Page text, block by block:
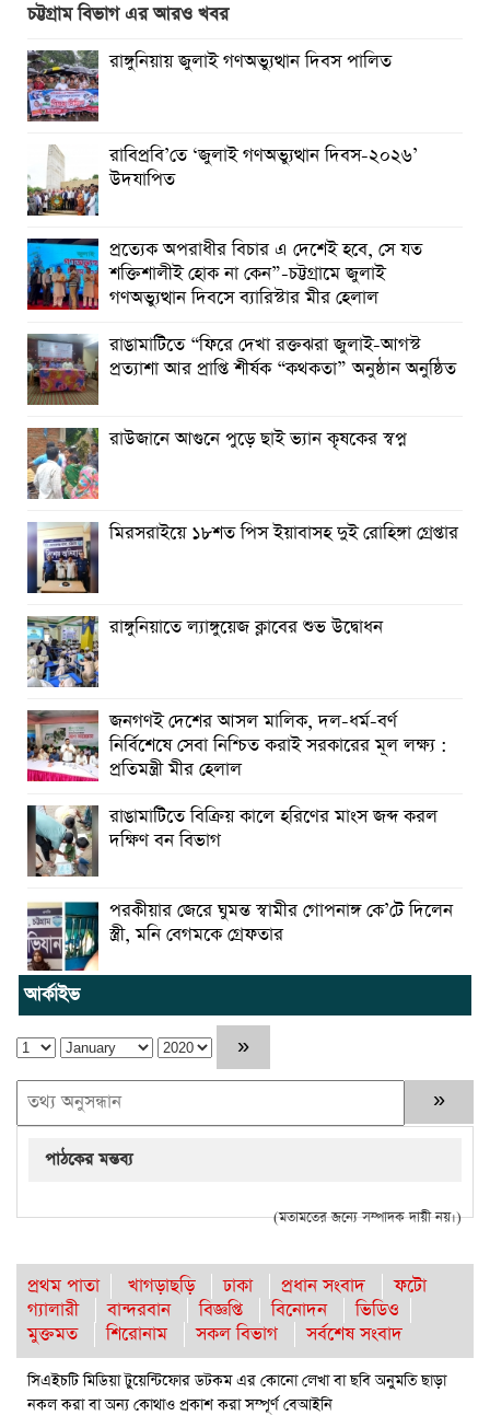
প্রত্যেক অপরাধীর বিচার এ দেশেই হবে, সে যত শক্তিশালীই হোক
না কেন”-চট্টগ্রামে জুলাই গণঅভ্যুত্থান দিবসে ব্যারিস্টার মীর হেলাল
গণঅভ্যুত্থানের অর্জন আজ রাজনৈতিক মাফিয়া ও দুর্বৃত্তায়নের
খপ্পরে : আবু হাসান টিপু
রাঙামাটিতে “ফিরে দেখা রক্তঝরা জুলাই-আগস্ট প্রত্যাশা আর প্রাপ্তি
শীর্ষক “কথকতা” অনুষ্ঠান অনুষ্ঠিত
ছুটির রাতে খোলা ভূমি অফিস, ভেতরে তহশিলদার
চট্টগ্রাম বিভাগ এর আরও খবর
রাঙ্গুনিয়ায় জুলাই গণঅভ্যুত্থান দিবস পালিত
রাবিপ্রবি’তে ‘জুলাই গণঅভ্যুত্থান দিবস-২০২৬’
উদযাপিত
প্রত্যেক অপরাধীর বিচার এ দেশেই হবে, সে যত
শক্তিশালীই হোক না কেন”-চট্টগ্রামে জুলাই
গণঅভ্যুত্থান দিবসে ব্যারিস্টার মীর হেলাল
রাঙামাটিতে “ফিরে দেখা রক্তঝরা জুলাই-আগস্ট
প্রত্যাশা আর প্রাপ্তি শীর্ষক “কথকতা” অনুষ্ঠান অনুষ্ঠিত
রাউজানে আগুনে পুড়ে ছাই ভ্যান কৃষকের স্বপ্ন
মিরসরাইয়ে ১৮শত পিস ইয়াবাসহ দুই রোহিঙ্গা গ্রেপ্তার
রাঙ্গুনিয়াতে ল্যাঙ্গুয়েজ ক্লাবের শুভ উদ্বোধন
জনগণই দেশের আসল মালিক, দল-ধর্ম-বর্ণ
নির্বিশেষে সেবা নিশ্চিত করাই সরকারের মূল লক্ষ্য :
প্রতিমন্ত্রী মীর হেলাল
রাঙামাটিতে বিক্রিয় কালে হরিণের মাংস জব্দ করল
দক্ষিণ বন বিভাগ
পরকীয়ার জেরে ঘুমন্ত স্বামীর গোপনাঙ্গ কে’টে দিলেন
স্ত্রী, মনি বেগমকে গ্রেফতার
আর্কাইভ
পাঠকের মন্তব্য
(মতামতের জন্যে সম্পাদক দায়ী নয়।)
প্রথম পাতা খাগড়াছড়ি ঢাকা প্রধান সংবাদ
ফটো
গ্যালারী
বান্দরবান বিজ্ঞপ্তি বিনোদন
ভিডিও
মুক্তমত
শিরোনাম সকল বিভাগ সর্বশেষ সংবাদ
সিএইচটি মিডিয়া টুয়েন্টিফোর ডটকম এর কোনো লেখা বা ছবি অনুমতি ছাড়া
নকল করা বা অন্য কোথাও প্রকাশ করা সম্পূর্ণ বেআইনি